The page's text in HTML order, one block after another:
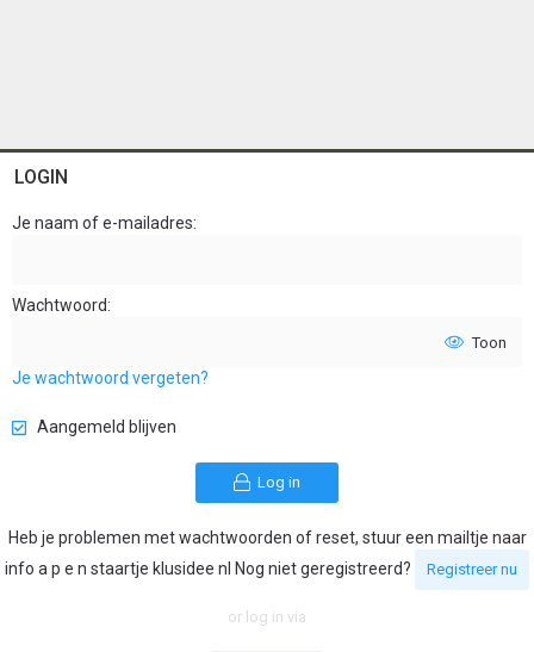
LOGIN
Je naam of e-mailadres
Wachtwoord
Toon
Je wachtwoord vergeten?
Aangemeld blijven
Log in
Heb je problemen met wachtwoorden of reset, stuur een mailtje naar
info a p e n staartje klusidee nl Nog niet geregistreerd?
Registreer nu
or log in via